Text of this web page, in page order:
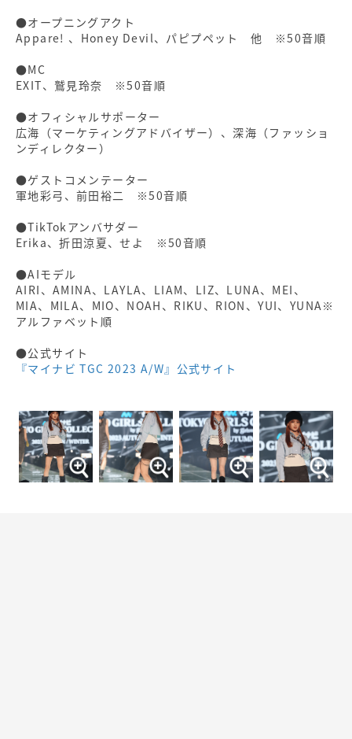
●オープニングアクト
Appare! 、Honey Devil、パピプペット 他 ※50音順
●MC
EXIT、鷲見玲奈 ※50音順
●オフィシャルサポーター
広海（マーケティングアドバイザー）、深海（ファッショ
ンディレクター）
●ゲストコメンテーター
軍地彩弓、前田裕二 ※50音順
●TikTokアンバサダー
Erika、折田涼夏、せよ ※50音順
●AIモデル
AIRI、AMINA、LAYLA、LIAM、LIZ、LUNA、MEI、
MIA、MILA、MIO、NOAH、RIKU、RION、YUI、YUNA※
アルファベット順
●公式サイト
『マイナビ TGC 2023 A/W』公式サイト